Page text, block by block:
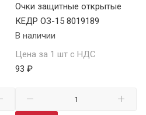
Очки защитные открытые
КЕДР ОЗ-15 8019189
В наличии
Цена за 1 шт с НДС
93 ₽